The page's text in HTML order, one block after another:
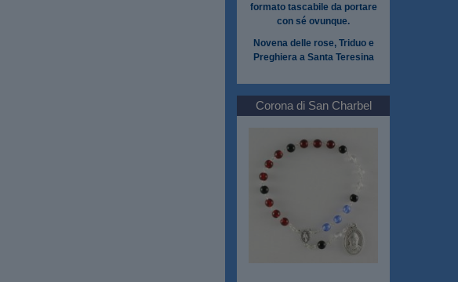
formato tascabile da portare
con sé ovunque.
Novena delle rose, Triduo e
Preghiera a Santa Teresina
Corona di San Charbel